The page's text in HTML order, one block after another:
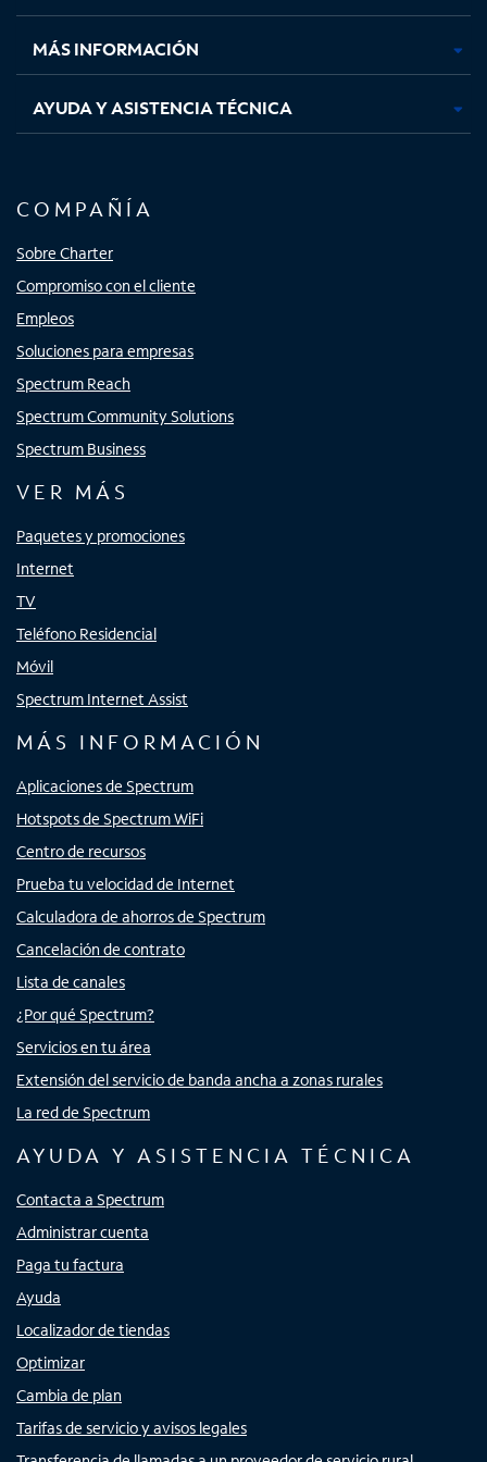
nuevanuevanuevanueva
MÁS INFORMACIÓN
AYUDA Y ASISTENCIA TÉCNICA
COMPAÑÍA
Sobre Charter
Compromiso con el cliente
Empleos
Soluciones para empresas
Spectrum Reach
Spectrum Community Solutions
Spectrum Business
VER MÁS
Paquetes y promociones
Internet
TV
Teléfono Residencial
Móvil
Spectrum Internet Assist
MÁS INFORMACIÓN
Aplicaciones de Spectrum
Hotspots de Spectrum WiFi
Centro de recursos
Prueba tu velocidad de Internet
Calculadora de ahorros de Spectrum
Cancelación de contrato
Lista de canales
¿Por qué Spectrum?
Servicios en tu área
Extensión del servicio de banda ancha a zonas rurales
La red de Spectrum
AYUDA Y ASISTENCIA TÉCNICA
Contacta a Spectrum
Administrar cuenta
Paga tu factura
Ayuda
Localizador de tiendas
Optimizar
Cambia de plan
Tarifas de servicio y avisos legales